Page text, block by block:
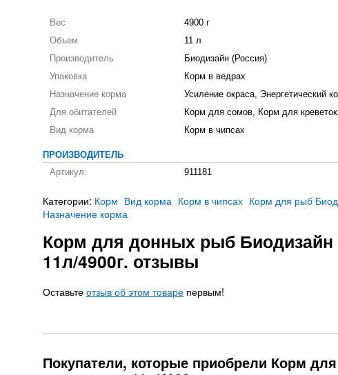
Вес
4900 г
Объем
11 л
Производитель
Биодизайн (Россия)
Упаковка
Корм в ведрах
Назначение корма
Усиление окраса, Энергетический
Для обитателей
Корм для сомов, Корм для
Вид корма
Корм в чипсах
ПРОИЗВОДИТЕЛЬ
Артикул:
911181
Категории: Корм Вид корма Корм в чипсах Корм для рыб
Назначение корма
Корм для донных рыб
11л/4900г. отзывы
Оставьте отзыв об этом товаре первым!
Покупатели, которые приобрели Корм